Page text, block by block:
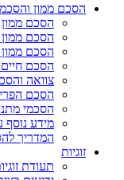
הסכם ממון
הסכם ממון
הסכם
הסכם
הסכם
צוואה
הסכם
הסכמי
מידע
המדריך
זוגיות
תעודת